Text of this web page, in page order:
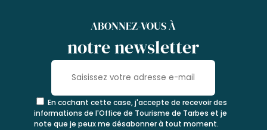
ABONNEZ-VOUS À
notre newsletter
En cochant cette case, j'accepte de recevoir des
informations de l'Office de Tourisme de Tarbes et je
note que je peux me désabonner à tout moment.